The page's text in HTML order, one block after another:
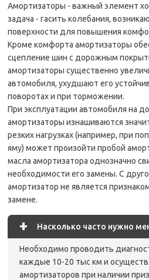
Амортизаторы - важный элемент
задача - гасить колебания,
поверхности для повышения
Кроме комфорта амортизаторы
сцепление шин с дорожным
амортизаторы существенно
автомобиля, ухудшают его
поворотах и при торможении.
При эксплуатации автомобиля на
амортизаторы изнашиваются
резких нагрузках (например, при
яму) может произойти пробой
масла амортизатора однозначно
необходимости его замены. С
амортизатор не является
замене.
+ Насколько часто нужно
Необходимо проводить
каждые 10-20 тыс км и
амортизаторов при наличии